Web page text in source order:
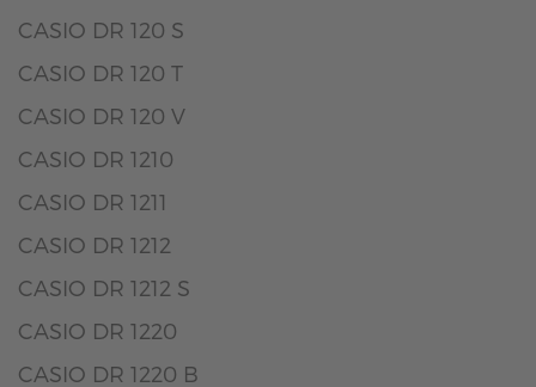
CASIO DR 120 S
CASIO DR 120 T
CASIO DR 120 V
CASIO DR 1210
CASIO DR 1211
CASIO DR 1212
CASIO DR 1212 S
CASIO DR 1220
CASIO DR 1220 B